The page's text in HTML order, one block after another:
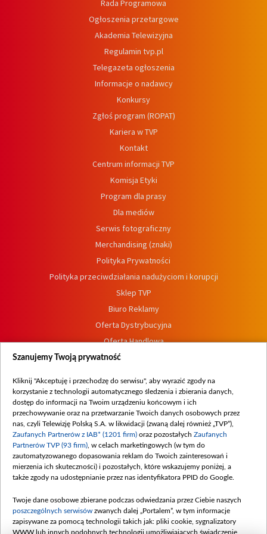
Rada Programowa
Ogłoszenia przetargowe
Akademia Telewizyjna
Regulamin tvp.pl
Telegazeta ogłoszenia
Informacje o nadawcy
Konkursy
Zgłoś program (ROPAT)
Kariera w TVP
Kontakt
Centrum informacji TVP
Komisja Etyki
Program dla prasy
Dla mediów
Serwis fotograficzny
Merchandising (znaki)
Polityka Prywatności
Polityka przeciwdziałania nadużyciom i korupcji
Sklep TVP
Biuro Reklamy
Oferta Dystrybucyjna
Oferta Handlowa
Dostępność
Procedura zgłoszeń wewnętrznych
Szanujemy Twoją prywatność
Kliknij "Akceptuję i przechodzę do serwisu", aby wyrazić zgody na
korzystanie z technologii automatycznego śledzenia i zbierania danych,
dostęp do informacji na Twoim urządzeniu końcowym i ich
przechowywanie oraz na przetwarzanie Twoich danych osobowych przez
nas, czyli Telewizję Polską S.A. w likwidacji (zwaną dalej również „TVP”),
Zaufanych Partnerów z IAB* (1201 firm) oraz pozostałych Zaufanych
Partnerów TVP (93 firm) , w celach marketingowych (w tym do
zautomatyzowanego dopasowania reklam do Twoich zainteresowań i
mierzenia ich skuteczności) i pozostałych, które wskazujemy poniżej, a
także zgody na udostępnianie przez nas identyfikatora PPID do Google.
Twoje dane osobowe zbierane podczas odwiedzania przez Ciebie naszych
poszczególnych serwisów zwanych dalej „Portalem”, w tym informacje
zapisywane za pomocą technologii takich jak: pliki cookie, sygnalizatory
WWW lub innych podobnych technologii umożliwiających świadczenie